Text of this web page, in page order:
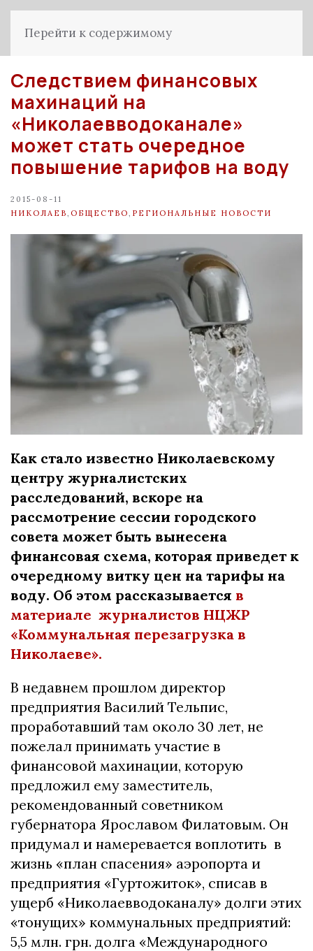
Перейти к содержимому
Следствием финансовых
махинаций на
«Николаевводоканале»
может стать очередное
повышение тарифов на воду
2015-08-11
НИКОЛАЕВ ОБЩЕСТВО РЕГИОНАЛЬНЫЕ НОВОСТИ
Как стало известно Николаевскому
центру журналистских
расследований, вскоре на
рассмотрение сессии городского
совета может быть вынесена
финансовая схема, которая приведет к
очередному витку цен на тарифы на
воду. Об этом рассказывается в
материале журналистов НЦЖР
«Коммунальная перезагрузка в
Николаеве».
В недавнем прошлом директор
предприятия Василий Тельпис,
проработавший там около 30 лет, не
пожелал принимать участие в
финансовой махинации, которую
предложил ему заместитель,
рекомендованный советником
губернатора Ярославом Филатовым. Он
придумал и намеревается воплотить в
жизнь «план спасения» аэропорта и
предприятия «Гуртожиток», списав в
ущерб «Николаевводоканалу» долги этих
«тонущих» коммунальных предприятий:
5,5 млн. грн. долга «Международного